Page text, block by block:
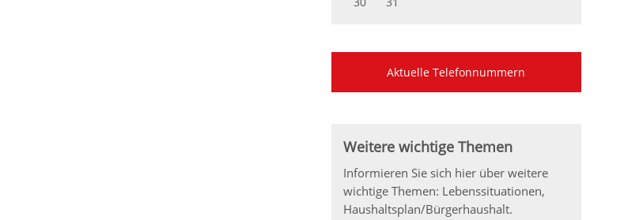
Aktuelle Telefonnummern
Weitere wichtige Themen
Informieren Sie sich hier über weitere
wichtige Themen: Lebenssituationen,
Haushaltsplan/Bürgerhaushalt.